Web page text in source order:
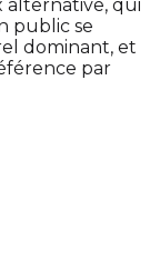
alternative, qui
public se
dominant, et
par